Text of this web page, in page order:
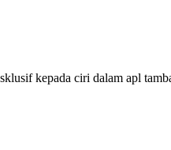
kepada ciri dalam apl